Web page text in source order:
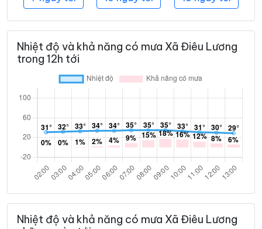
Nhiệt độ và khả năng có mưa Xã Điêu Lương
trong 12h tới
Nhiệt độ và khả năng có mưa Xã Điêu Lương